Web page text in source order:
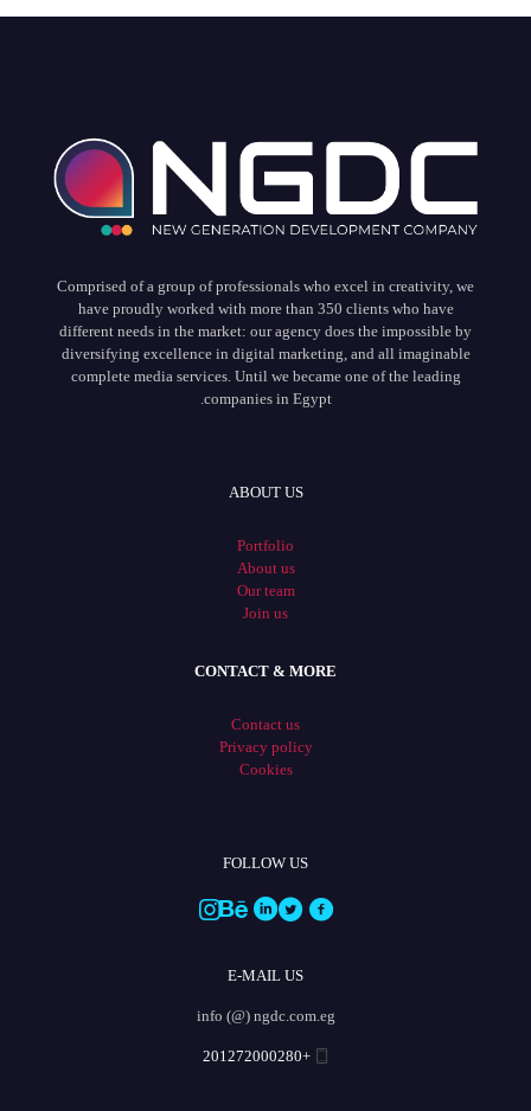
Comprised of a group of professionals who excel in creativity, we
have proudly worked with more than 350 clients who have
different needs in the market: our agency does the impossible by
diversifying excellence in digital marketing, and all imaginable
complete media services. Until we became one of the leading
companies in Egypt.
ABOUT US
Portfolio
About us
Our team
Join us
CONTACT & MORE
Contact us
Privacy policy
Cookies
FOLLOW US
E-MAIL US
info (@) ngdc.com.eg
+201272000280